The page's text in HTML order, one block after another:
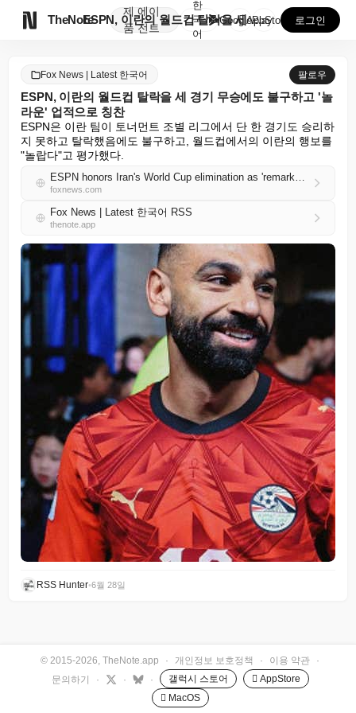
TheNote
제
품
에이
전트
ESPN, 이란의 월드컵 탈락을 세 경기 무승에도 불구...
한
국
어
GooglePlay
AppStore 로그인
Fox News | Latest 한국어 팔로우
ESPN, 이란의 월드컵 탈락을 세 경기 무승에도 불구하고 '놀
라운' 업적으로 칭찬
ESPN은 이란 팀이 토너먼트 조별 리그에서 단 한 경기도 승리하
지 못하고 탈락했음에도 불구하고, 월드컵에서의 이란의 행보를
"놀랍다"고 평가했다.
ESPN honors Iran's World Cup elimination as 'remarkable' despite zero wins in three matches
foxnews.com
Fox News | Latest 한국어 RSS
thenote.app
RSS Hunter•6월 28일
© 2015-2026, TheNote.app · 개인정보 보호정책 · 이용 약관
·
문의하기
· · · 갤럭시 스토어
 AppStore
 MacOS